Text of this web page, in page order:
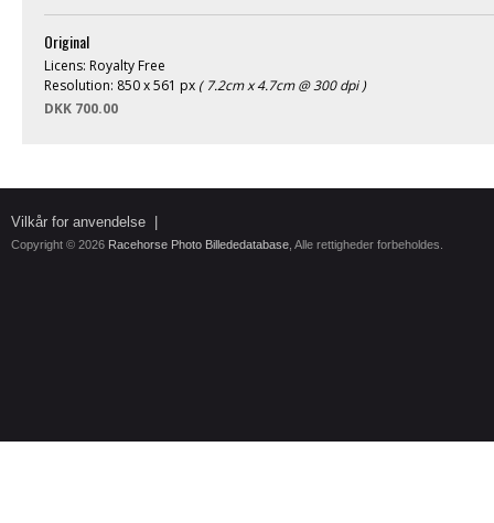
Original
Licens: Royalty Free
Resolution: 850 x 561 px ( 7.2cm x 4.7cm @ 300 dpi )
DKK 700.00
Vilkår for anvendelse
Copyright © 2026 Racehorse Photo Billededatabase , Alle rettigheder forbeholdes.